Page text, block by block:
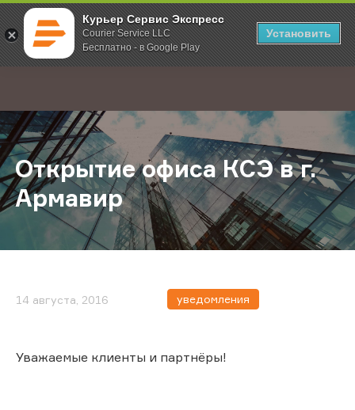
Курьер Сервис Экспресс
Courier Service LLC
Бесплатно - в Google Play
Установить
; Главная О компании Новости Открытие офиса КСЭ в г. Армавир
Открытие офиса КСЭ в г.
Армавир
14 августа, 2016 уведомления
Уважаемые клиенты и партнёры!